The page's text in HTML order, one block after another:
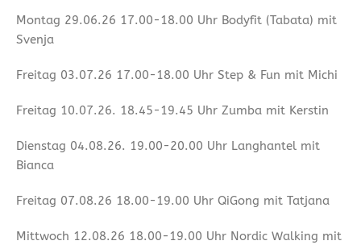
Montag 29.06.26 17.00-18.00 Uhr Bodyfit (Tabata) mit
Svenja
Freitag 03.07.26 17.00-18.00 Uhr Step & Fun mit Michi
Freitag 10.07.26. 18.45-19.45 Uhr Zumba mit Kerstin
Dienstag 04.08.26. 19.00-20.00 Uhr Langhantel mit
Bianca
Freitag 07.08.26 18.00-19.00 Uhr QiGong mit Tatjana
Mittwoch 12.08.26 18.00-19.00 Uhr Nordic Walking mit